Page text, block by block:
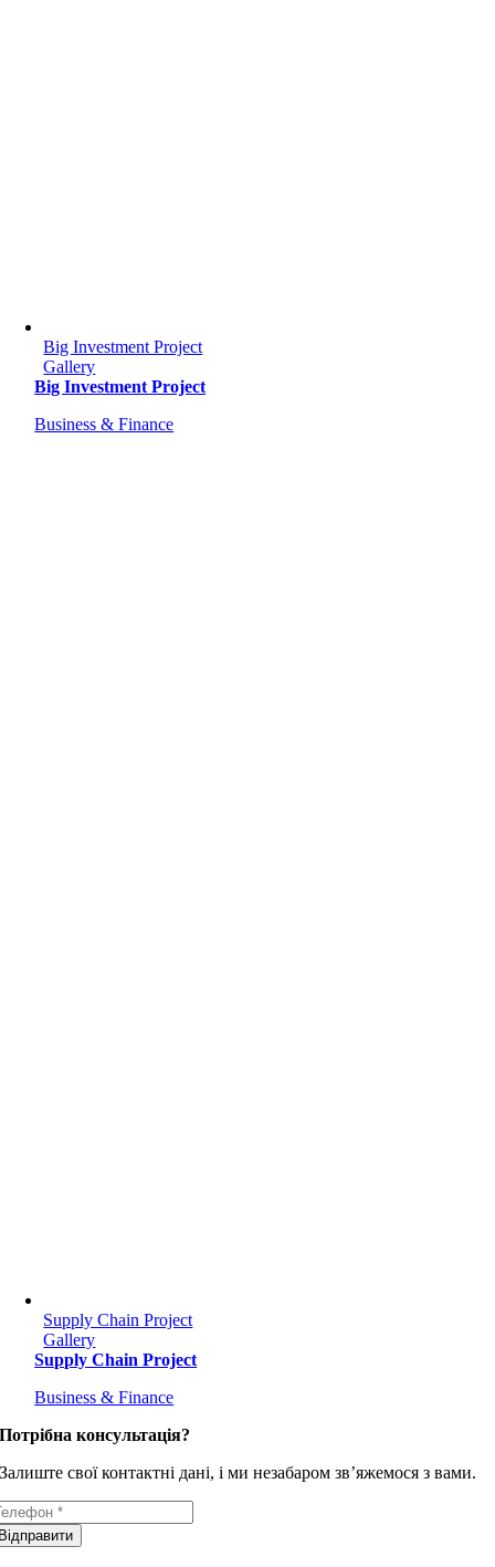
Big Investment Project
Gallery
Big Investment Project
Business & Finance
Supply Chain Project
Gallery
Supply Chain Project
Business & Finance
Потрібна консультація?
Залиште свої контактні дані, і ми незабаром зв’яжемося з вами.